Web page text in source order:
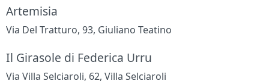
Artemisia
Via Del Tratturo, 93, Giuliano Teatino
Il Girasole di Federica Urru
Via Villa Selciaroli, 62, Villa Selciaroli